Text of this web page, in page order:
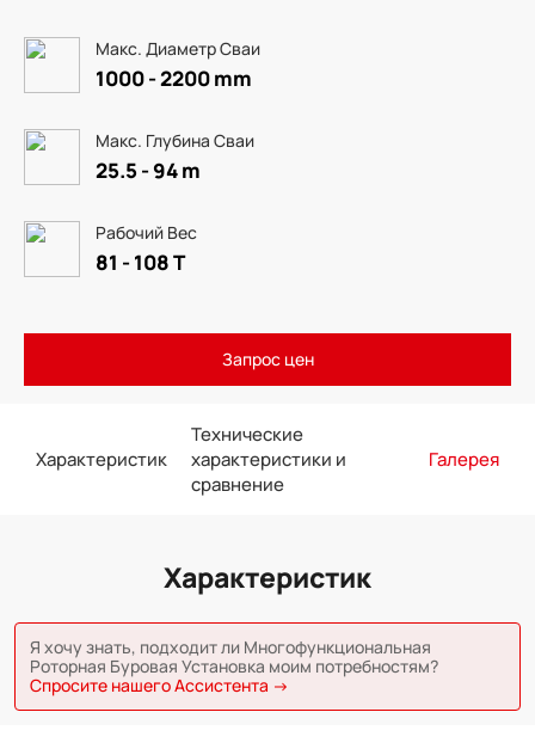
Макс. Диаметр Сваи
1000 - 2200 mm
Макс. Глубина Сваи
25.5 - 94 m
Рабочий Вес
81 - 108 T
Запрос цен
Характеристик
Технические
характеристики и
сравнение
Галерея
Характеристик
Я хочу знать, подходит ли Многофункциональная
Роторная Буровая Установка моим потребностям?
Спросите нашего Ассистента →